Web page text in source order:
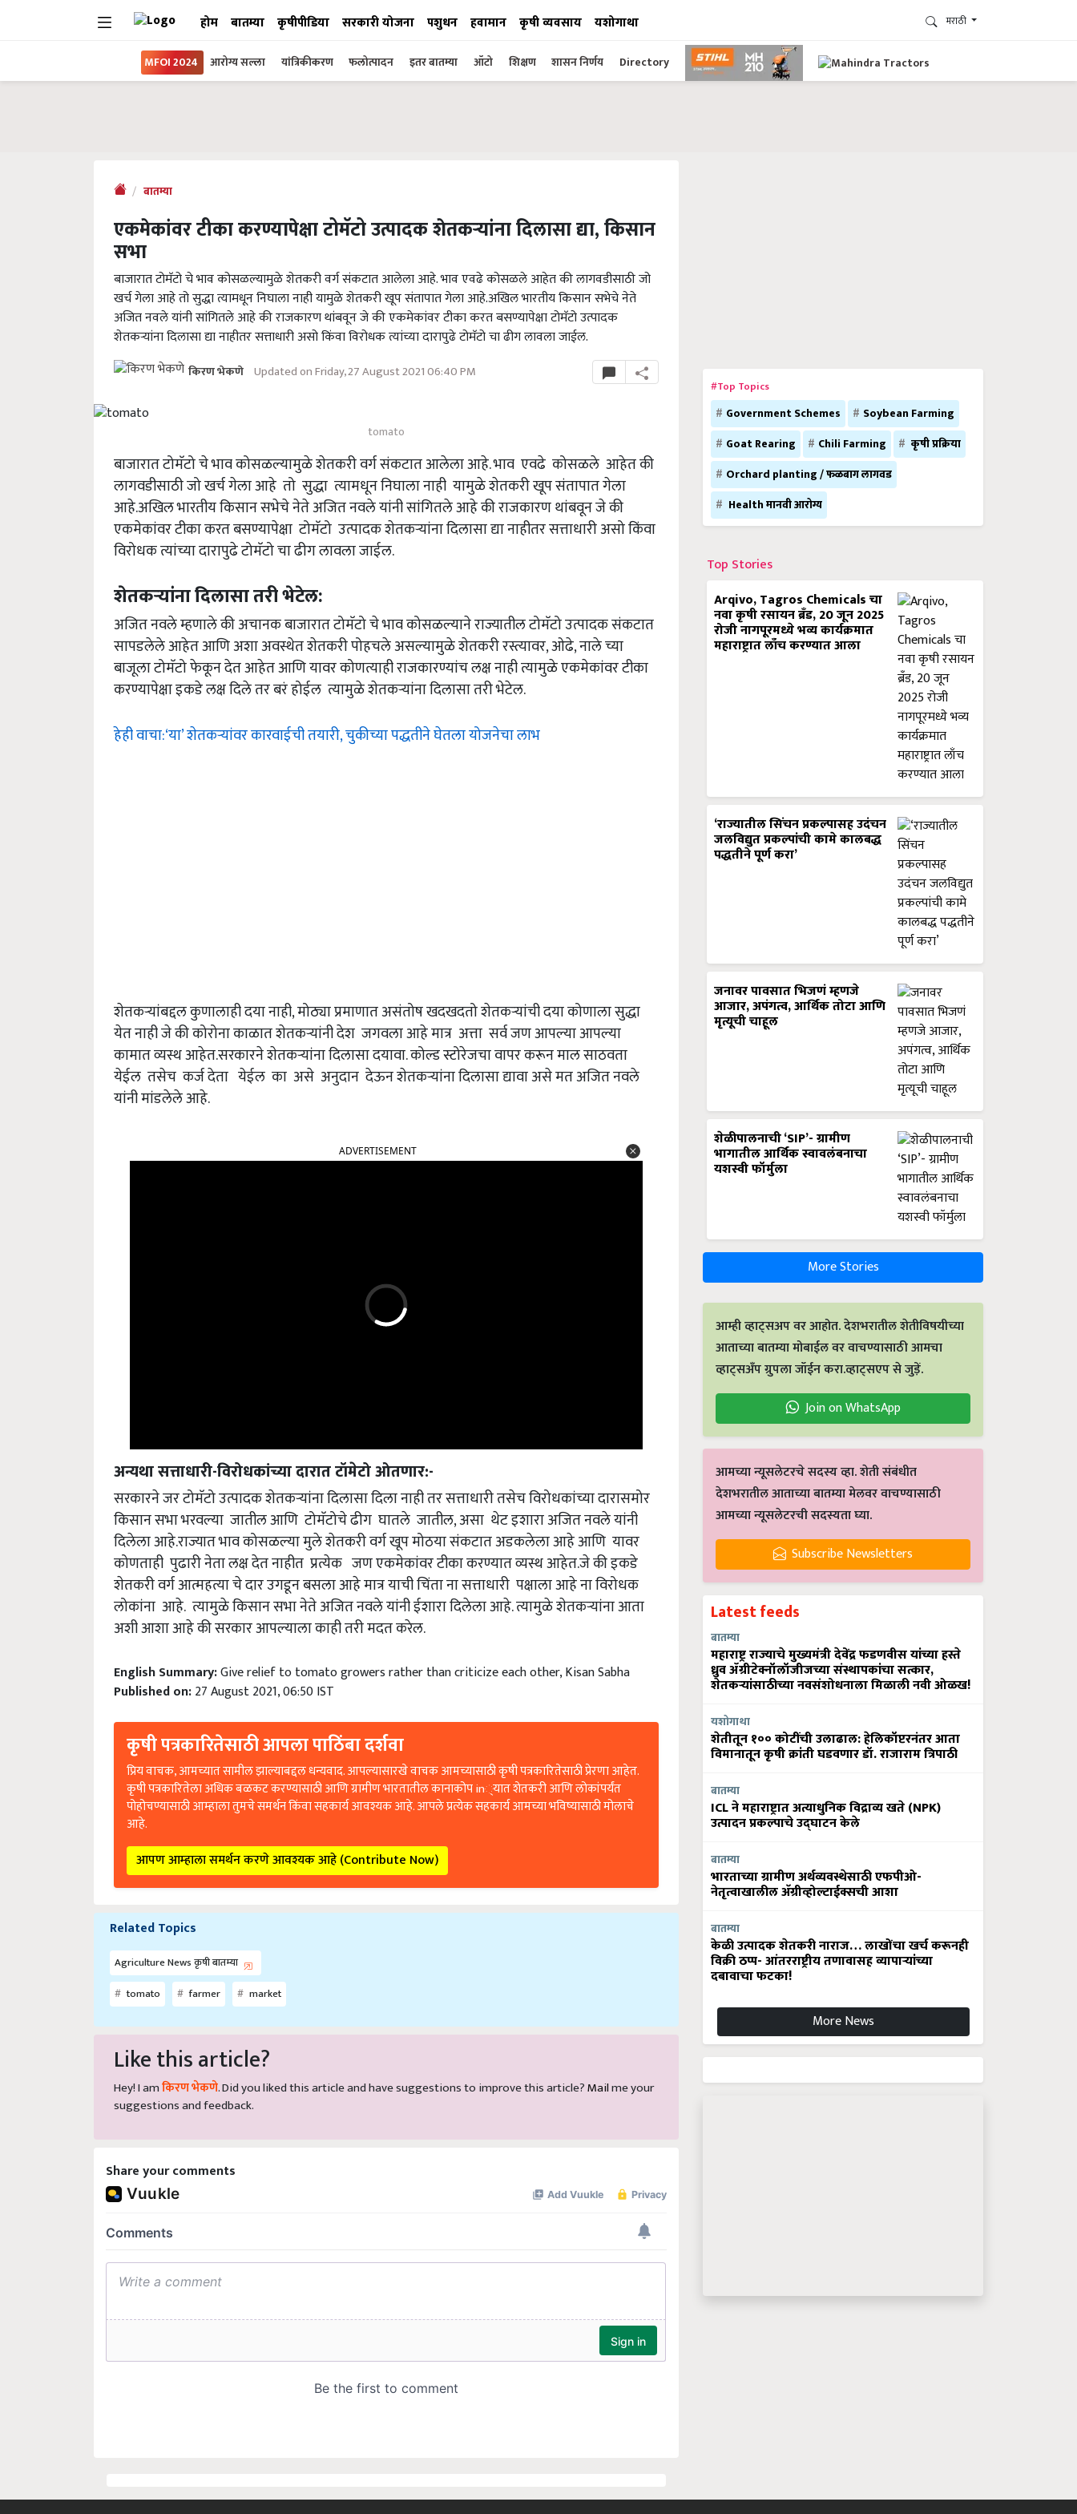
होम बातम्या कृषीपीडिया सरकारी योजना पशुधन हवामान कृषी व्यवसाय यशोगाथा मराठी
MFOI 2024 आरोग्य सल्ला यांत्रिकीकरण फलोत्पादन इतर बातम्या ऑटो शिक्षण शासन निर्णय Directory
बातम्या
एकमेकांवर टीका करण्यापेक्षा टोमॅटो उत्पादक शेतकऱ्यांना दिलासा द्या, किसान
सभा
बाजारात टोमॅटो चे भाव कोसळल्यामुळे शेतकरी वर्ग संकटात आलेला आहे. भाव एवढे कोसळले आहेत की लागवडीसाठी जो
खर्च गेला आहे तो सुद्धा त्यामधून निघाला नाही यामुळे शेतकरी खूप संतापात गेला आहे.अखिल भारतीय किसान सभेचे नेते
अजित नवले यांनी सांगितले आहे की राजकारण थांबवून जे की एकमेकांवर टीका करत बसण्यापेक्षा टोमॅटो उत्पादक
शेतकऱ्यांना दिलासा द्या नाहीतर सत्ताधारी असो किंवा विरोधक त्यांच्या दारापुढे टोमॅटो चा ढीग लावला जाईल.
किरण भेकणे Updated on Friday, 27 August 2021 06:40 PM
tomato
बाजारात टोमॅटो चे भाव कोसळल्यामुळे शेतकरी वर्ग संकटात आलेला आहे. भाव एवढे कोसळले आहेत की
लागवडीसाठी जो खर्च गेला आहे तो सुद्धा त्यामधून निघाला नाही यामुळे शेतकरी खूप संतापात गेला
आहे.अखिल भारतीय किसान सभेचे नेते अजित नवले यांनी सांगितले आहे की राजकारण थांबवून जे की
एकमेकांवर टीका करत बसण्यापेक्षा टोमॅटो उत्पादक शेतकऱ्यांना दिलासा द्या नाहीतर सत्ताधारी असो किंवा
विरोधक त्यांच्या दारापुढे टोमॅटो चा ढीग लावला जाईल.
शेतकऱ्यांना दिलासा तरी भेटेल:
अजित नवले म्हणाले की अचानक बाजारात टोमॅटो चे भाव कोसळल्याने राज्यातील टोमॅटो उत्पादक संकटात
सापडलेले आहेत आणि अशा अवस्थेत शेतकरी पोहचले असल्यामुळे शेतकरी रस्त्यावर, ओढे, नाले च्या
बाजूला टोमॅटो फेकून देत आहेत आणि यावर कोणत्याही राजकारण्यांच लक्ष नाही त्यामुळे एकमेकांवर टीका
करण्यापेक्षा इकडे लक्ष दिले तर बरं होईल त्यामुळे शेतकऱ्यांना दिलासा तरी भेटेल.
हेही वाचा:‘या’ शेतकर्‍यांवर कारवाईची तयारी, चुकीच्या पद्धतीने घेतला योजनेचा लाभ
शेतकऱ्यांबद्दल कुणालाही दया नाही, मोठ्या प्रमाणात असंतोष खदखदतो शेतकऱ्यांची दया कोणाला सुद्धा
येत नाही जे की कोरोना काळात शेतकऱ्यांनी देश जगवला आहे मात्र अत्ता सर्व जण आपल्या आपल्या
कामात व्यस्थ आहेत.सरकारने शेतकऱ्यांना दिलासा दयावा. कोल्ड स्टोरेजचा वापर करून माल साठवता
येईल तसेच कर्ज देता येईल का असे अनुदान देऊन शेतकऱ्यांना दिलासा द्यावा असे मत अजित नवले
यांनी मांडलेले आहे.
अन्यथा सत्ताधारी-विरोधकांच्या दारात टॉमेटो ओतणार:-
सरकारने जर टोमॅटो उत्पादक शेतकऱ्यांना दिलासा दिला नाही तर सत्ताधारी तसेच विरोधकांच्या दारासमोर
किसान सभा भरवल्या जातील आणि टोमॅटोचे ढीग घातले जातील, असा थेट इशारा अजित नवले यांनी
दिलेला आहे.राज्यात भाव कोसळल्या मुले शेतकरी वर्ग खूप मोठया संकटात अडकलेला आहे आणि यावर
कोणताही पुढारी नेता लक्ष देत नाहीत प्रत्येक जण एकमेकांवर टीका करण्यात व्यस्थ आहेत.जे की इकडे
शेतकरी वर्ग आत्महत्या चे दार उगडून बसला आहे मात्र याची चिंता ना सत्ताधारी पक्षाला आहे ना विरोधक
लोकांना आहे. त्यामुळे किसान सभा नेते अजित नवले यांनी ईशारा दिलेला आहे. त्यामुळे शेतकऱ्यांना आता
अशी आशा आहे की सरकार आपल्याला काही तरी मदत करेल.
English Summary: Give relief to tomato growers rather than criticize each other, Kisan Sabha
Published on: 27 August 2021, 06:50 IST
कृषी पत्रकारितेसाठी आपला पाठिंबा दर्शवा
प्रिय वाचक, आमच्यात सामील झाल्याबद्दल धन्यवाद. आपल्यासारखे वाचक आमच्यासाठी कृषी पत्रकारितेसाठी प्रेरणा आहेत.
कृषी पत्रकारितेला अधिक बळकट करण्यासाठी आणि ग्रामीण भारतातील कानाकोप in्यात शेतकरी आणि लोकांपर्यंत
पोहोचण्यासाठी आम्हाला तुमचे समर्थन किंवा सहकार्य आवश्यक आहे. आपले प्रत्येक सहकार्य आमच्या भविष्यासाठी मोलाचे
आहे.
आपण आम्हाला समर्थन करणे आवश्यक आहे (Contribute Now)
Related Topics
Agriculture News कृषी बातम्या
tomato
farmer market
Like this article?
Hey! I am किरण भेकणे . Did you liked this article and have suggestions to improve this article? Mail
suggestions and feedback.
Share your comments
#Top Topics
Government Schemes
Soybean Farming
Goat Rearing
Chili Farming
कृषी प्रक्रिया
Orchard planting / फळबाग लागवड
Health मानवी आरोग्य
Top Stories
Arqivo, Tagros Chemicals चा
नवा कृषी रसायन ब्रँड, 20 जून 2025
रोजी नागपूरमध्ये भव्य कार्यक्रमात
महाराष्ट्रात लाँच करण्यात आला
‘राज्यातील सिंचन प्रकल्पासह उदंचन
जलविद्युत प्रकल्पांची कामे कालबद्ध
पद्धतीने पूर्ण करा’
जनावर पावसात भिजणं म्हणजे
आजार, अपंगत्व, आर्थिक तोटा आणि
मृत्यूची चाहूल
शेळीपालनाची ‘SIP’- ग्रामीण
भागातील आर्थिक स्वावलंबनाचा
यशस्वी फॉर्मुला
More Stories
आम्ही व्हाट्सअप वर आहोत. देशभरातील शेतीविषयीच्या
आताच्या बातम्या मोबाईल वर वाचण्यासाठी आमचा
व्हाट्सअँप ग्रुपला जॉईन करा.व्हाट्सएप से जुड़ें.
Join on WhatsApp
आमच्या न्यूसलेटरचे सदस्य व्हा. शेती संबंधीत
देशभरातील आताच्या बातम्या मेलवर वाचण्यासाठी
आमच्या न्यूसलेटरची सदस्यता घ्या.
Subscribe Newsletters
Latest feeds
बातम्या
महाराष्ट्र राज्याचे मुख्यमंत्री देवेंद्र फडणवीस यांच्या हस्ते
ध्रुव ॲग्रीटेक्नॉलॉजीजच्या संस्थापकांचा सत्कार,
शेतकऱ्यांसाठीच्या नवसंशोधनाला मिळाली नवी ओळख!
यशोगाथा
शेतीतून १०० कोटींची उलाढाल: हेलिकॉप्टरनंतर आता
विमानातून कृषी क्रांती घडवणार डॉ. राजाराम त्रिपाठी
बातम्या
ICL ने महाराष्ट्रात अत्याधुनिक विद्राव्य खते (NPK)
उत्पादन प्रकल्पाचे उद्घाटन केले
बातम्या
भारताच्या ग्रामीण अर्थव्यवस्थेसाठी एफपीओ-
नेतृत्वाखालील अ‍ॅग्रीव्होल्टाईक्सची आशा
बातम्या
केळी उत्पादक शेतकरी नाराज… लाखोंचा खर्च करूनही
विक्री ठप्प- आंतरराष्ट्रीय तणावासह व्यापाऱ्यांच्या
दबावाचा फटका!
More News